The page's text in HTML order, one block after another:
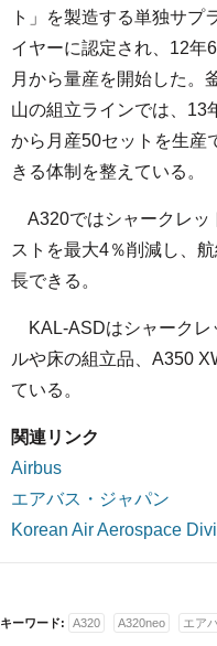
ト」を製造する単独サプ
イヤーに認定され、12年6
月から量産を開始した。
山の組立ラインでは、13
から月産50セットを生産
きる体制を整えている。
A320ではシャークレッ
ストを最大4％削減し、
長できる。
KAL-ASDはシャークレ
ルや床の組立品、A350
ている。
関連リンク
Airbus
エアバス・ジャパン
Korean Air Aerospace
キーワード: A320 A320neo エア